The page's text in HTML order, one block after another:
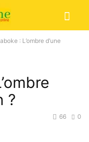
: L’ombre d’une
?
0
66